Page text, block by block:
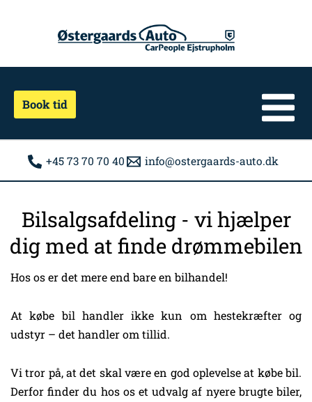
Book tid
+45 73 70 70 40 info@ostergaards-auto.dk
Bilsalgsafdeling - vi hjælper
dig med at finde drømmebilen
Hos os er det mere end bare en bilhandel!
At købe bil handler ikke kun om hestekræfter og
udstyr – det handler om tillid.
Vi tror på, at det skal være en god oplevelse at købe bil.
Derfor finder du hos os et udvalg af nyere brugte biler,